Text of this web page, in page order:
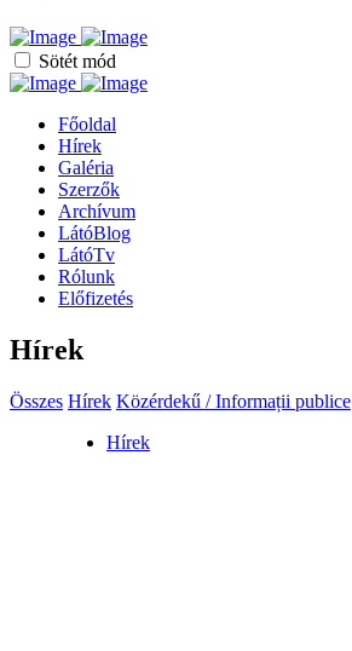
Sötét mód
Főoldal
Hírek
Galéria
Szerzők
Archívum
LátóBlog
LátóTv
Rólunk
Előfizetés
Hírek
Összes Hírek Közérdekű / Informații publice
Hírek